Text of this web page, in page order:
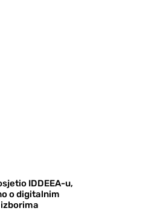
IDDEEA-u,
o digitalnim